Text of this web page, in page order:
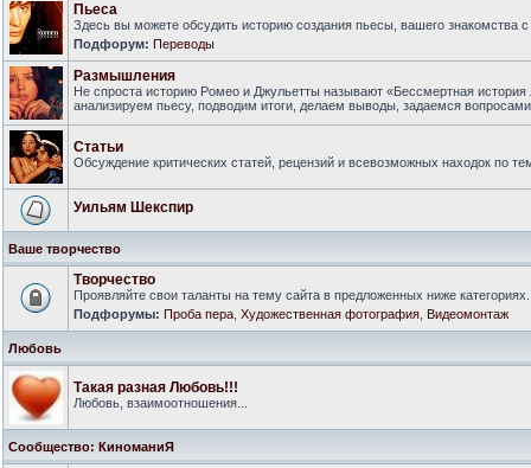
Пьеса
Здесь вы можете обсудить историю создания пьесы, вашего знакомства
Подфорум: Переводы
Размышления
Не спроста историю Ромео и Джульетты называют «Бессмертная
анализируем пьесу, подводим итоги, делаем выводы, задаемся
Статьи
Обсуждение критических статей, рецензий и всевозможных находок по
Уильям Шекспир
Ваше творчество
Творчество
Проявляйте свои таланты на тему сайта в предложенных ниже категориях.
Подфорумы: Проба пера Художественная фотография Видеомонтаж
Любовь
Такая разная Любовь!!!
Любовь, взаимоотношения...
Сообщество: КиноманиЯ